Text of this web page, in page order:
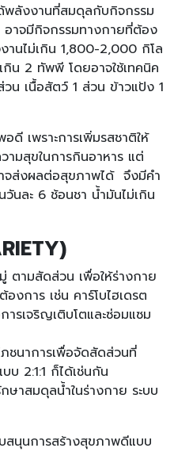
พลังงานที่สมดุลกับกิจกรรม
าจมีกิจกรรมทางกายที่ต้อง
านไม่เกิน 1,800-2,000 กิโล
กิน 2 ทัพพี โดยอาจใช้เทคนิค
น เนื้อสัตว์ 1 ส่วน ข้าวแป้ง 1
เพราะการเพิ่มรสชาติให้
ามสุขในการกินอาหาร แต่
จส่งผลต่อสุขภาพได้ จึงมีคำ
วันละ 6 ช้อนชา น้ำมันไม่เกิน
ตามสัดส่วน เพื่อให้ร่างกาย
งการ เช่น คาร์โบไฮเดรต
รเจริญเติบโตและซ่อมแซม
ชนาการเพื่อจัดสัดส่วนที่
บ 2:1:1 ก็ได้เช่นกัน
ษาสมดุลน้ำในร่างกาย ระบบ
นุนการสร้างสุขภาพดีแบบ